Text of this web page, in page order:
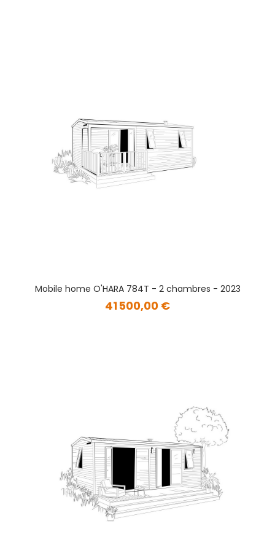
Mobile home O'HARA 784T - 2 chambres - 2023
41 500,00 €